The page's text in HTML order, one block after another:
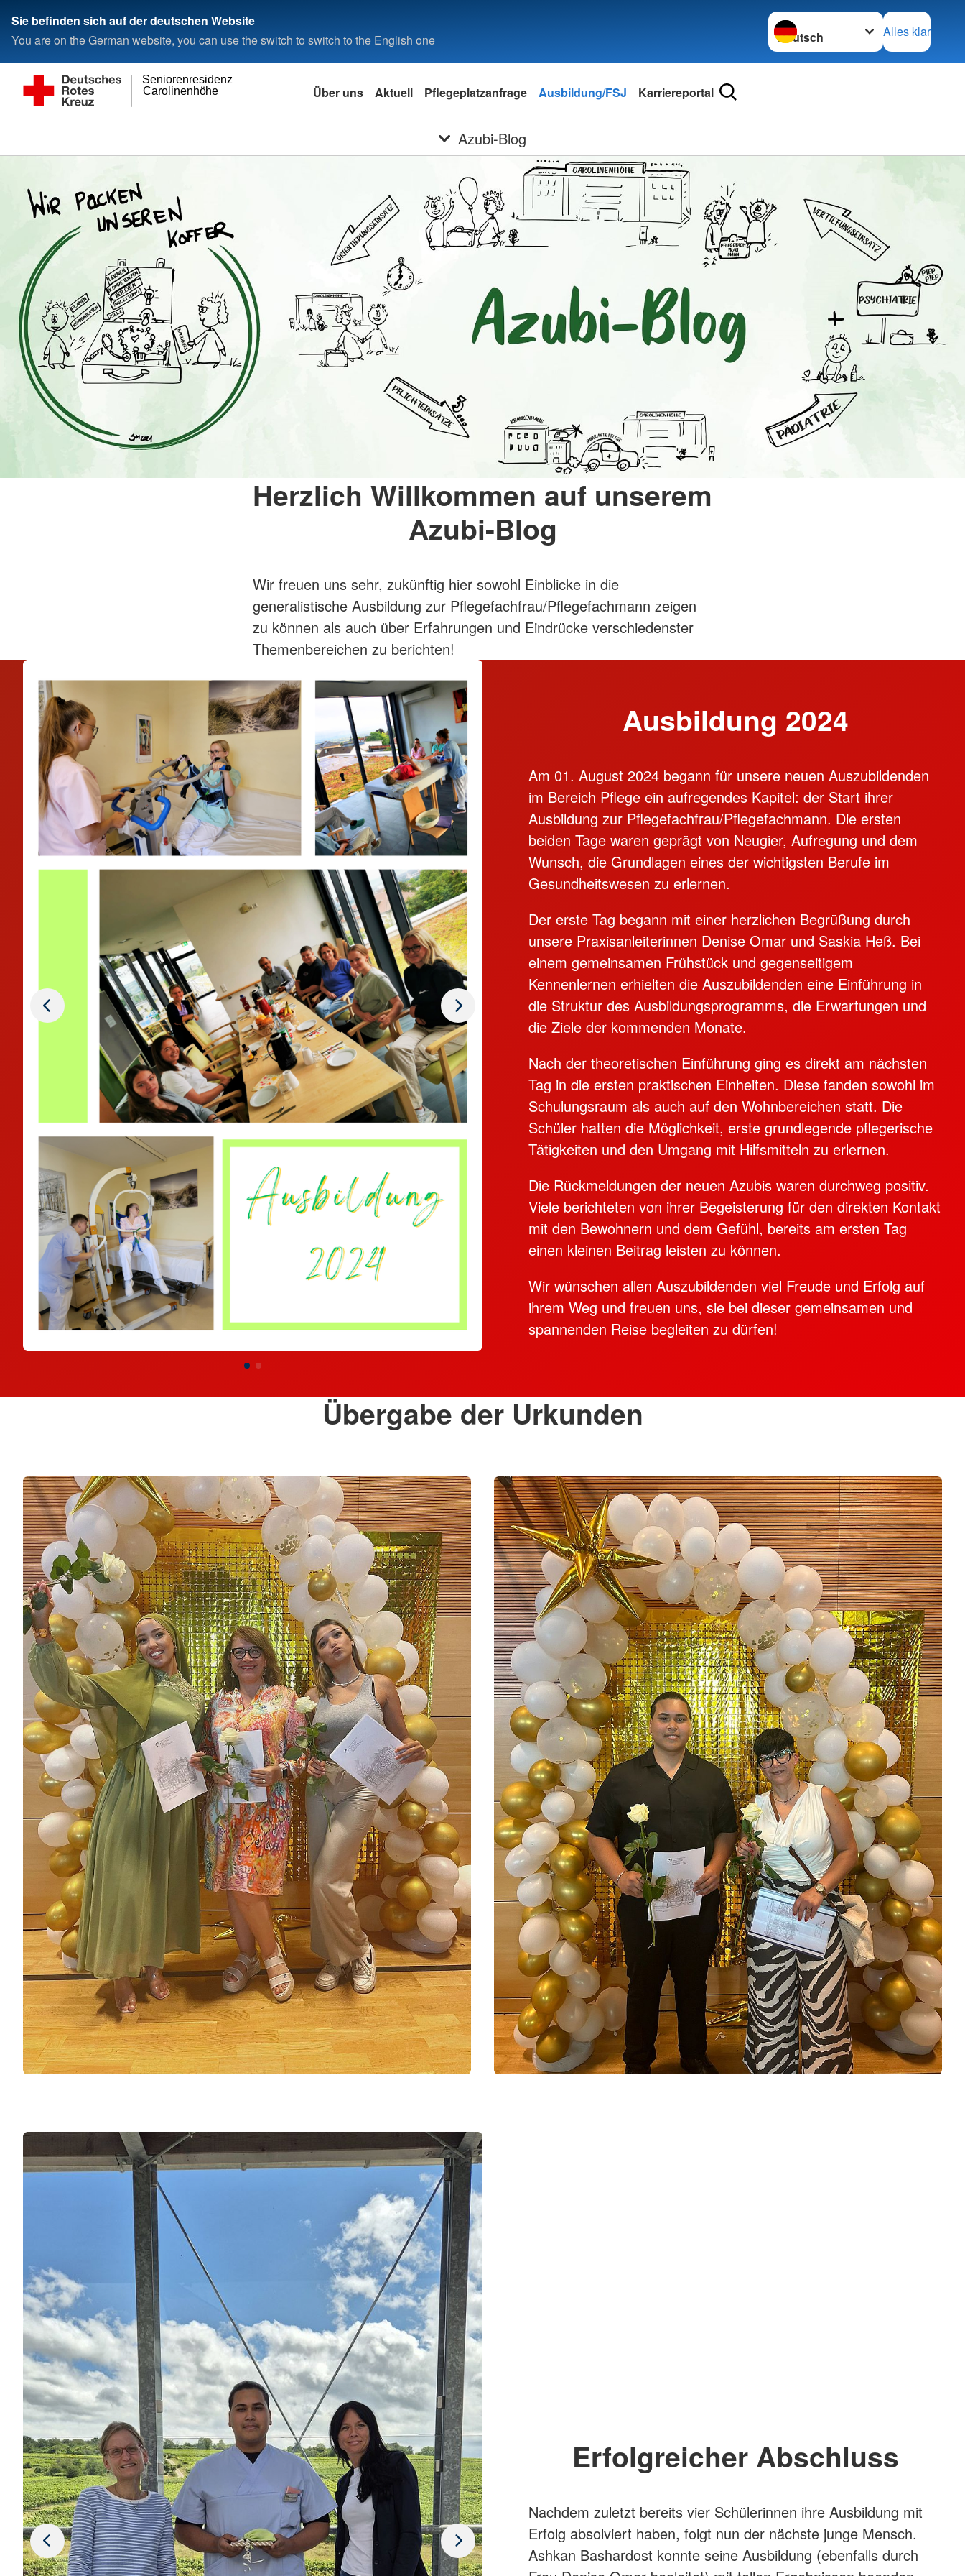
Sie befinden sich auf der deutschen Website
You are on the German website, you can use the switch to switch to the English one
Sprache wechseln zu
Alles klar
Carolinenhöhe
Seniorenresidenz
Über uns Aktuell Pflegeplatzanfrage Ausbildung/FSJ Karriereportal
Azubi-Blog
Herzlich Willkommen auf unserem
Azubi-Blog
Wir freuen uns sehr, zukünftig hier sowohl Einblicke in die
generalistische Ausbildung zur Pflegefachfrau/Pflegefachmann zeigen
zu können als auch über Erfahrungen und Eindrücke verschiedenster
Themenbereichen zu berichten!
Ausbildung 2024
Am 01. August 2024 begann für unsere neuen Auszubildenden
im Bereich Pflege ein aufregendes Kapitel: der Start ihrer
Ausbildung zur Pflegefachfrau/Pflegefachmann. Die ersten
beiden Tage waren geprägt von Neugier, Aufregung und dem
Wunsch, die Grundlagen eines der wichtigsten Berufe im
Gesundheitswesen zu erlernen.
Der erste Tag begann mit einer herzlichen Begrüßung durch
unsere Praxisanleiterinnen Denise Omar und Saskia Heß. Bei
einem gemeinsamen Frühstück und gegenseitigem
Kennenlernen erhielten die Auszubildenden eine Einführung in
die Struktur des Ausbildungsprogramms, die Erwartungen und
die Ziele der kommenden Monate.
Nach der theoretischen Einführung ging es direkt am nächsten
Tag in die ersten praktischen Einheiten. Diese fanden sowohl im
Schulungsraum als auch auf den Wohnbereichen statt. Die
Schüler hatten die Möglichkeit, erste grundlegende pflegerische
Tätigkeiten und den Umgang mit Hilfsmitteln zu erlernen.
Die Rückmeldungen der neuen Azubis waren durchweg positiv.
Viele berichteten von ihrer Begeisterung für den direkten Kontakt
mit den Bewohnern und dem Gefühl, bereits am ersten Tag
einen kleinen Beitrag leisten zu können.
Wir wünschen allen Auszubildenden viel Freude und Erfolg auf
ihrem Weg und freuen uns, sie bei dieser gemeinsamen und
spannenden Reise begleiten zu dürfen!
Übergabe der Urkunden
Erfolgreicher Abschluss
Nachdem zuletzt bereits vier Schülerinnen ihre Ausbildung mit
Erfolg absolviert haben, folgt nun der nächste junge Mensch.
Ashkan Bashardost konnte seine Ausbildung (ebenfalls durch